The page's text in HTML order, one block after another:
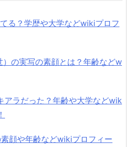
る？学歴や大学などwikiプロフ
の実写の素顔とは？年齢などw
ラだった？年齢や大学などwik
顔や年齢などwikiプロフィー